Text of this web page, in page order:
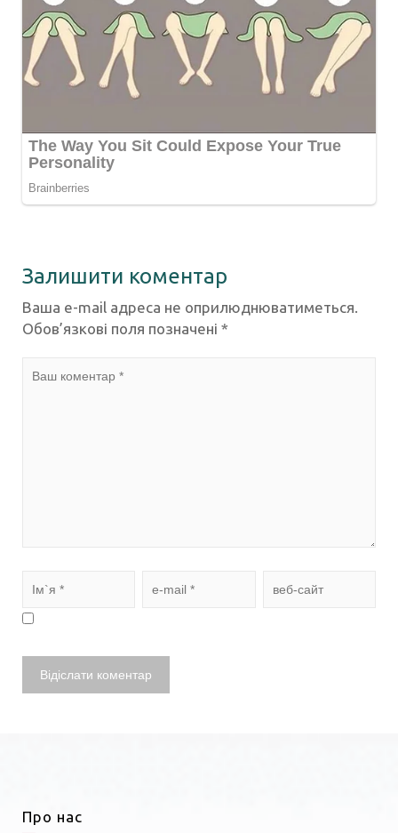
Залишити коментар
Ваша e-mail адреса не оприлюднюватиметься.
Обов’язкові поля позначені *
Про нас